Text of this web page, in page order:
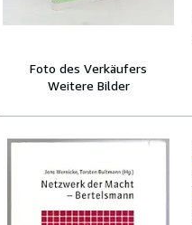
Foto des Verkäufers
Weitere Bilder